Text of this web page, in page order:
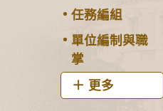
任務編組
單位編制與職
掌
更多